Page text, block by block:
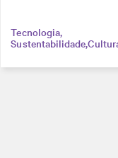
Tecnologia
Sustentabilidade